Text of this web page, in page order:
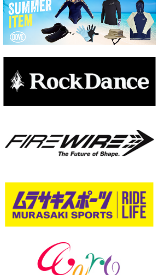
VAGY
waka☆=
YUKI☆
ハンマー
まっきー
小川予報士
唐澤予報士
SancheZ
米山予報士